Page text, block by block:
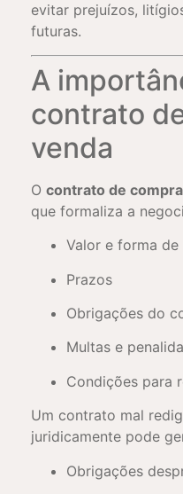
evitar prejuízos,
futuras.
A
contrato
venda
O contrato de
que formaliza a
Valor e forma de
Prazos
Obrigações do
Multas e
Condições para
Um contrato mal
juridicamente pode
Obrigações